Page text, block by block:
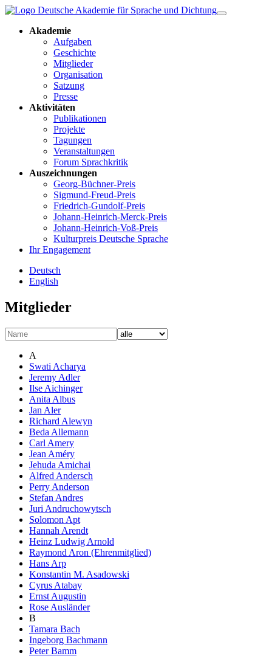
Akademie
Aufgaben
Geschichte
Mitglieder
Organisation
Satzung
Presse
Aktivitäten
Publikationen
Projekte
Tagungen
Veranstaltungen
Forum Sprachkritik
Auszeichnungen
Georg-Büchner-Preis
Sigmund-Freud-Preis
Friedrich-Gundolf-Preis
Johann-Heinrich-Merck-Preis
Johann-Heinrich-Voß-Preis
Kulturpreis Deutsche Sprache
Ihr Engagement
Deutsch
English
Mitglieder
A
Swati Acharya
Jeremy Adler
Ilse Aichinger
Anita Albus
Jan Aler
Richard Alewyn
Beda Allemann
Carl Amery
Jean Améry
Jehuda Amichai
Alfred Andersch
Perry Anderson
Stefan Andres
Juri Andruchowytsch
Solomon Apt
Hannah Arendt
Heinz Ludwig Arnold
Raymond Aron (Ehrenmitglied)
Hans Arp
Konstantin M. Asadowski
Cyrus Atabay
Ernst Augustin
Rose Ausländer
B
Tamara Bach
Ingeborg Bachmann
Peter Bamm